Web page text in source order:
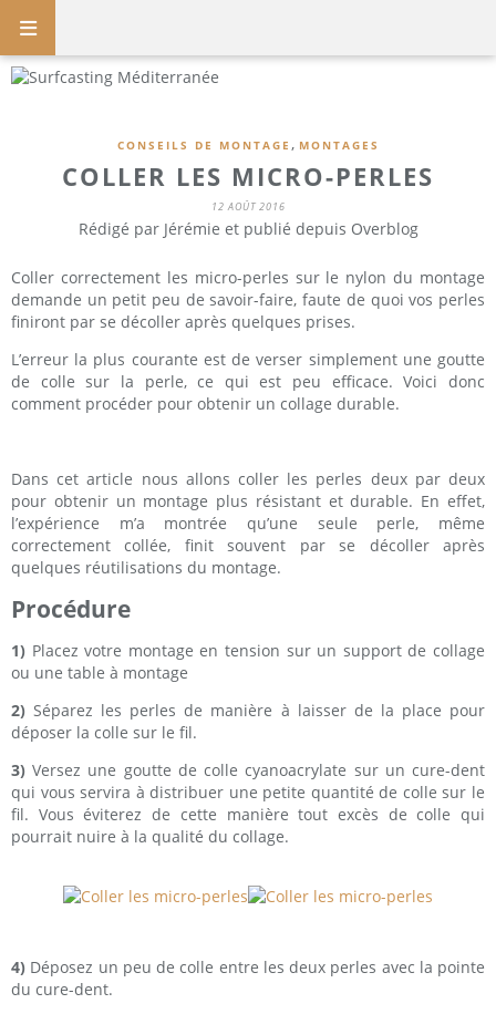
CONSEILS DE MONTAGE , MONTAGES
COLLER LES MICRO-PERLES
12 AOÛT 2016
Rédigé par Jérémie et publié depuis Overblog
Coller correctement les micro-perles sur le nylon du montage
demande un petit peu de savoir-faire, faute de quoi vos perles
finiront par se décoller après quelques prises.
L’erreur la plus courante est de verser simplement une goutte
de colle sur la perle, ce qui est peu efficace. Voici donc
comment procéder pour obtenir un collage durable.
Dans cet article nous allons coller les perles deux par deux
pour obtenir un montage plus résistant et durable. En effet,
l’expérience m’a montrée qu’une seule perle, même
correctement collée, finit souvent par se décoller après
quelques réutilisations du montage.
Procédure
1) Placez votre montage en tension sur un support de collage
ou une table à montage
2) Séparez les perles de manière à laisser de la place pour
déposer la colle sur le fil.
3) Versez une goutte de colle cyanoacrylate sur un cure-dent
qui vous servira à distribuer une petite quantité de colle sur le
fil. Vous éviterez de cette manière tout excès de colle qui
pourrait nuire à la qualité du collage.
4) Déposez un peu de colle entre les deux perles avec la pointe
du cure-dent.